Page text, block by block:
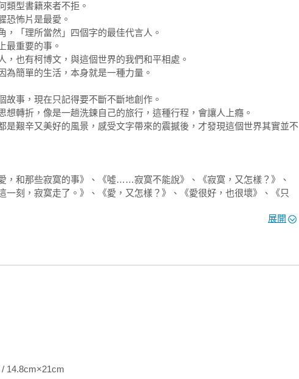
類型書籍來者不拒。
恐怖片是最愛。
，「理所當然」四個字的最佳代言人。
最重要的事。
，也有柯博文，與這個世界的我們和平相處。
為簡單的生活，本身就是一種力量。
故事，現在只記得要不斷不斷地創作。
想轉折，像是一趟洗鍊自己的旅行，這種行程，會讓人上癮。
是艱辛又美好的風景，感受文字帶來的震撼後，才發現這個世界其實並不
，和那些寂寞的事》、《噓……寂寞不能說》、《寂寞，又怎樣？》、
一刻，寂寞走了。》、《愛，又怎樣？》、《愛很好，也很壞》、《只
》、《所謂的你愛我》、《我愛你，與你無關》、《若你看見我的悲
不必解釋》、《慢慢 慢慢 愛》
《慢慢 慢慢愛（首刷限量作者親簽版）》《因為愛，不必解釋》《因為
者親簽版）》《也不是不愛了》《閉上眼，讓所有愛情都正常》《有一種
可以錯過時間，但我不能錯過你》《再說一次，我愛你》《若我能走進你
單》《若你看見我的悲傷》《我愛你，與你無關》《所謂的你愛我》《不
孤單》《然後 你還在》《我等你，直到你懂我的孤寂》《只好一個人》
，也很壞》《愛，又怎樣？》《這一刻，寂寞走了。》《越躲寂寞越寂
噓......寂寞不能說》《那些愛，和那些寂寞的事》
展開
頁 / 14.8cm×21cm